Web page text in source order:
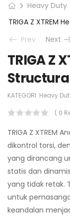
Heavy Duty
TRIGA Z XTREM
Prev
Next
TRIGA Z
KATEGORI: Heavy
( 0
TRIGA Z XTREM
dikontrol torsi,
yang dirancang
statis dan
yang tidak retak.
untuk
keandalan